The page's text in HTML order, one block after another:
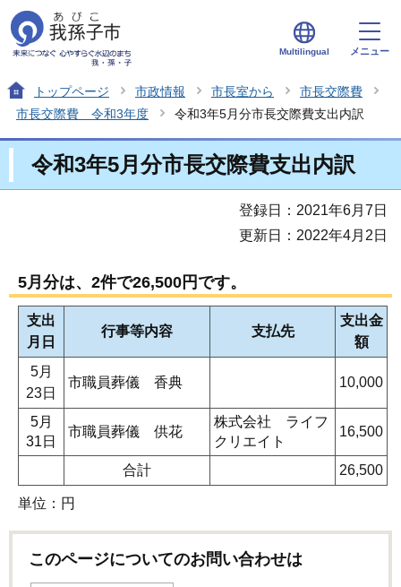
Multilingual メニュー
トップページ 市政情報 市長室から
市長交際費
市長交際費 令和3年度
令和3年5月分市長交際費支出内訳
令和3年5月分市長交際費支出内訳
登録日：2021年6月7日
更新日：2022年4月2日
5月分は、2件で26,500円です。
支出
月日
行事等内容 支払先
支出金
額
5月
23日
市職員葬儀 香典 10,000
5月
31日
市職員葬儀 供花
株式会社 ライフ
クリエイト
16,500
合計 26,500
単位：円
このページについてのお問い合わせは